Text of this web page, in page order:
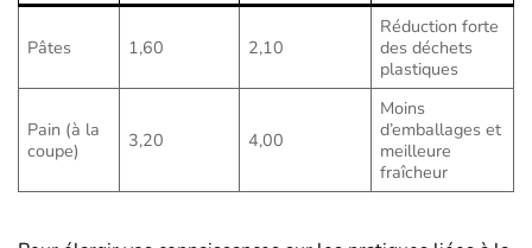
Pâtes 1,60 2,10
Réduction forte
des déchets
plastiques
Pain (à la
coupe)
3,20 4,00
Moins
d’emballages et
meilleure
fraîcheur